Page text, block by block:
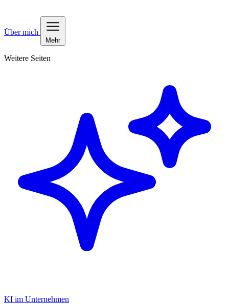
Über mich
Mehr
Weitere Seiten
KI im Unternehmen